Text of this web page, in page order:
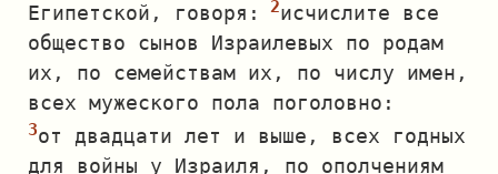
Египетской, говоря:
исчислите все
общество сынов Израилевых по родам
их, по семействам их, по числу имен,
всех мужеского пола поголовно:
от двадцати лет и выше, всех годных
для войны у Израиля, по ополчениям